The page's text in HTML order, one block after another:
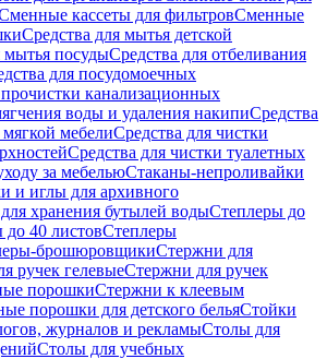
кассеты для фильтровСменные
Средства для мытья детской
мытья посудыСредства для отбеливания
для посудомоечных
канализационных
воды и удаления накипиСредства
мебелиСредства для чистки
Средства для чистки туалетных
за мебельюСтаканы-непроливайки
и иглы для архивного
хранения бутылей водыСтеплеры до
40 листовСтеплеры
брошюровщикиСтержни для
ручек гелевыеСтержни для ручек
порошкиСтержни к клеевым
порошки для детского бельяСтойки
журналов и рекламыСтолы для
Столы для учебных